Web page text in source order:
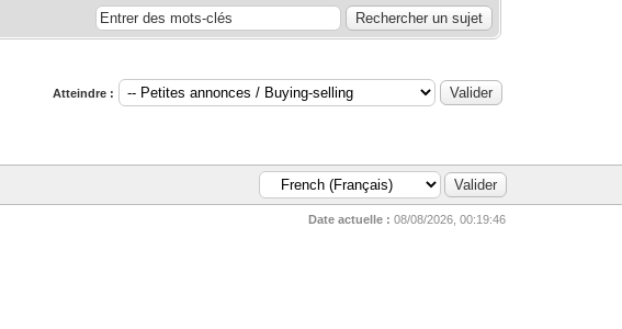
Atteindre :
Date actuelle : 08/08/2026, 00:19:46